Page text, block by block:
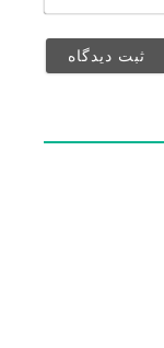
(منتشر